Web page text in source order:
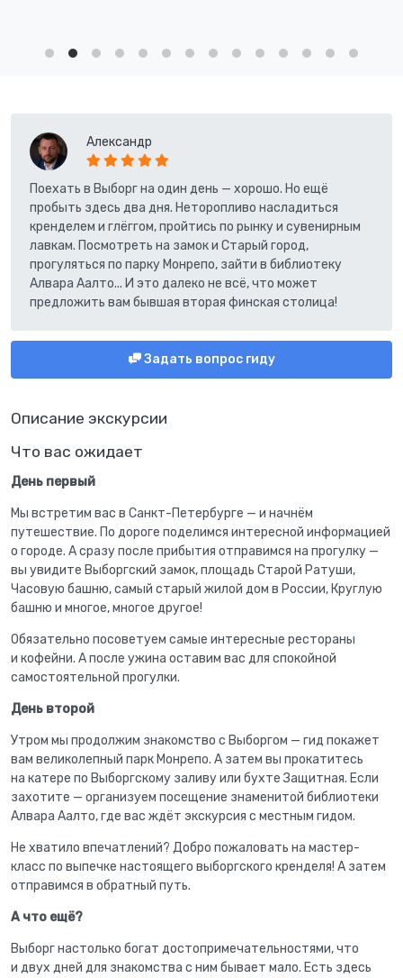
Описание экскурсии
Что вас ожидает
День первый
Мы встретим вас в Санкт-Петербурге — и начнём
путешествие. По дороге поделимся интересной информацией
о городе. А сразу после прибытия отправимся на прогулку —
вы увидите Выборгский замок, площадь Старой Ратуши,
Часовую башню, самый старый жилой дом в России, Круглую
башню и многое, многое другое!
Обязательно посоветуем самые интересные рестораны
и кофейни. А после ужина оставим вас для спокойной
самостоятельной прогулки.
День второй
Утром мы продолжим знакомство с Выборгом — гид покажет
вам великолепный парк Монрепо. А затем вы прокатитесь
на катере по Выборгскому заливу или бухте Защитная. Если
захотите — организуем посещение знаменитой библиотеки
Алвара Аалто, где вас ждёт экскурсия с местным гидом.
Не хватило впечатлений? Добро пожаловать на мастер-
класс по выпечке настоящего выборгского кренделя! А затем
отправимся в обратный путь.
А что ещё?
Выборг настолько богат достопримечательностями, что
и двух дней для знакомства с ним бывает мало. Есть здесь
Александр
Поехать в Выборг на один день — хорошо. Но ещё
пробыть здесь два дня. Неторопливо насладиться
кренделем и глёггом, пройтись по рынку и сувенирным
лавкам. Посмотреть на замок и Старый город,
прогуляться по парку Монрепо, зайти в библиотеку
Алвара Аалто... И это далеко не всё, что может
предложить вам бывшая вторая финская столица!
Задать вопрос гиду